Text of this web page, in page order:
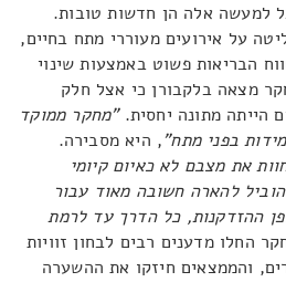
למעשה אלה הן חדשות טובות.
על אירועים מעוררי מתח בחיים,
הבריאות פשוט באמצעות שינוי
מצאה בלקבורן כי אצל חלק
הייתה מתונה יחסית."מחקר ממוקד
בפני מתח", היא מסבירה.
את מצבם לא כאיום קיומי
להארה חשובה מאוד עבור
ההזדקנות, כל הדרך עד לרמת
החלו מדענים רבים לבחון זוויות
והממצאים חיזקו את ההשערה